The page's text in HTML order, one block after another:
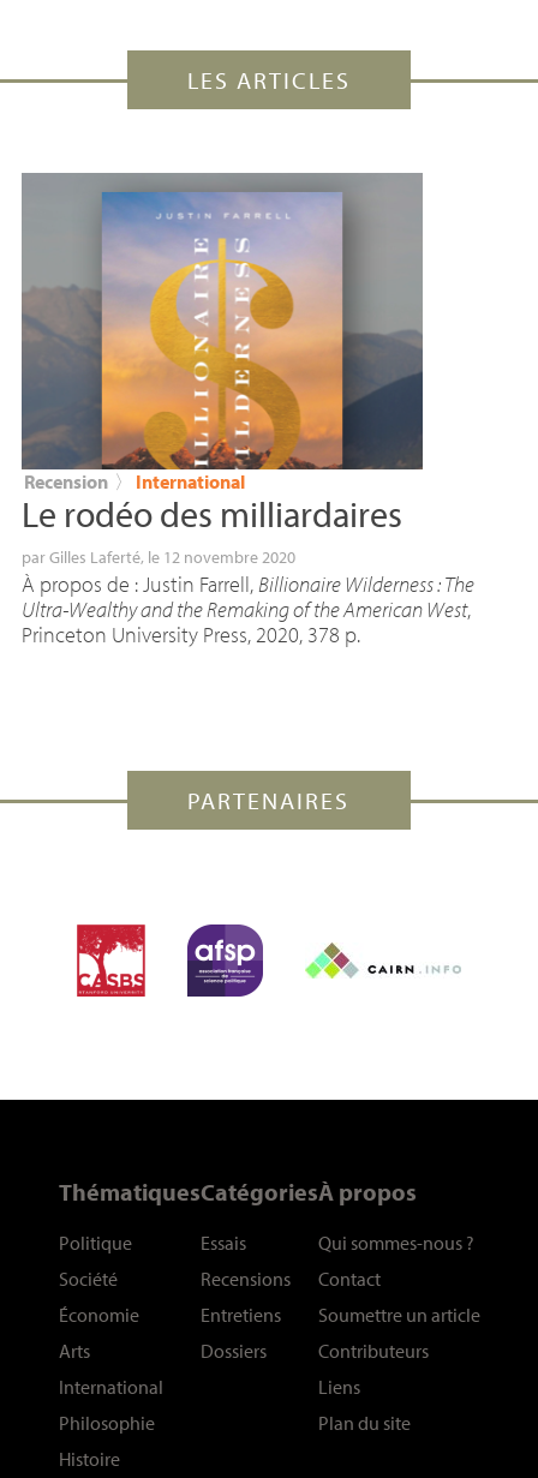
LES ARTICLES
Recension 〉 International
Le rodéo des milliardaires
parGilles Laferté, le 12 novembre 2020
À propos de : Justin Farrell,Billionaire Wilderness : The
Ultra-Wealthy and the Remaking of the American West,
Princeton University Press, 2020, 378 p.
PARTENAIRES
Thématiques
Politique
Société
Économie
Arts
International
Philosophie
Histoire
Catégories
Essais
Recensions
Entretiens
Dossiers
À propos
Qui sommes-nous ?
Contact
Soumettre un article
Contributeurs
Liens
Plan du site